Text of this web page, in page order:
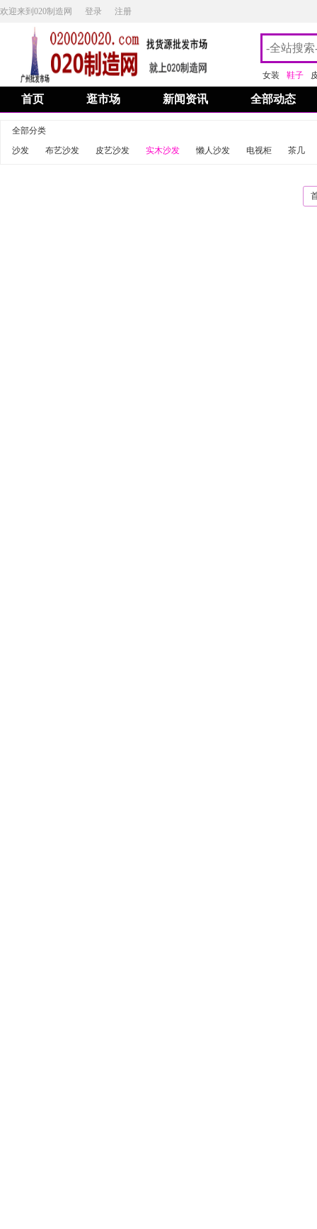
欢迎来到020制造网 登录 注册
女装 鞋子
首页 逛市场 新闻资讯 全部动态
全部分类
沙发
布艺沙发 皮艺沙发 实木沙发 懒人沙发 电视柜 茶几